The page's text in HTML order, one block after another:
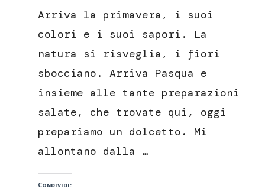
mandorla
frosting
al
e
lamponi
Arriva la primavera, i suoi
colori e i suoi sapori. La
natura si risveglia, i fiori
sbocciano. Arriva Pasqua e
insieme alle tante preparazioni
salate, che trovate qui, oggi
prepariamo un dolcetto. Mi
allontano dalla …
Condividi: